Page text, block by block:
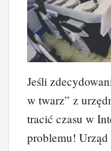
Jeśli
w twarz” z
tracić czasu w
problemu!